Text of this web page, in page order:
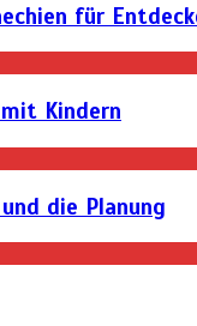
für
Kindern
die Planung